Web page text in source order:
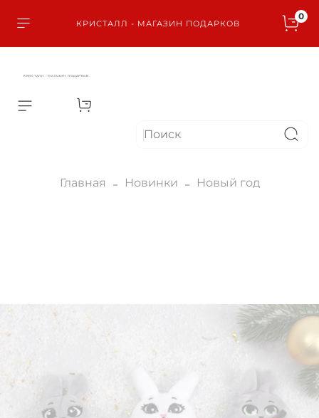
КРИСТАЛЛ - МАГАЗИН ПОДАРКОВ
0
КРИСТАЛЛ - МАГАЗИН ПОДАРКОВ
Главная Новинки Новый год